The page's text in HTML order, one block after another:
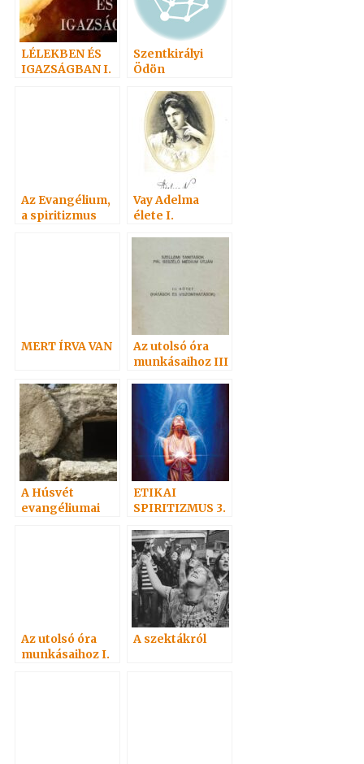
LÉLEKBEN ÉS
IGAZSÁGBAN I.
Szentkirályi
Ödön
Az Evangélium,
a spiritizmus
Vay Adelma
élete I.
MERT ÍRVA VAN
Az utolsó óra
munkásaihoz III
A Húsvét
evangéliumai
ETIKAI
SPIRITIZMUS 3.
ALÁZATOSSÁGR
ÓL
Az utolsó óra
munkásaihoz I.
A szektákról